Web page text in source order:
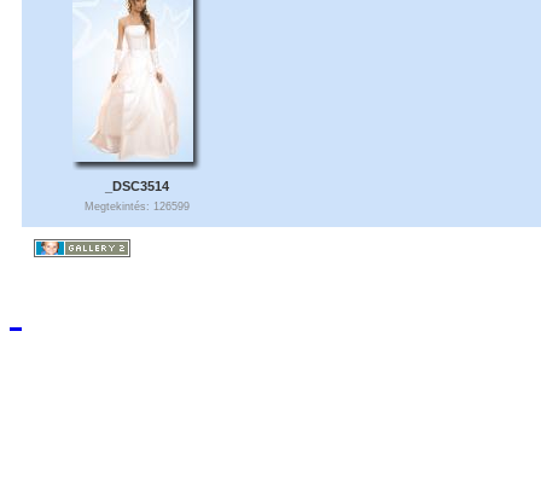
_DSC3514
Megtekintés: 126599